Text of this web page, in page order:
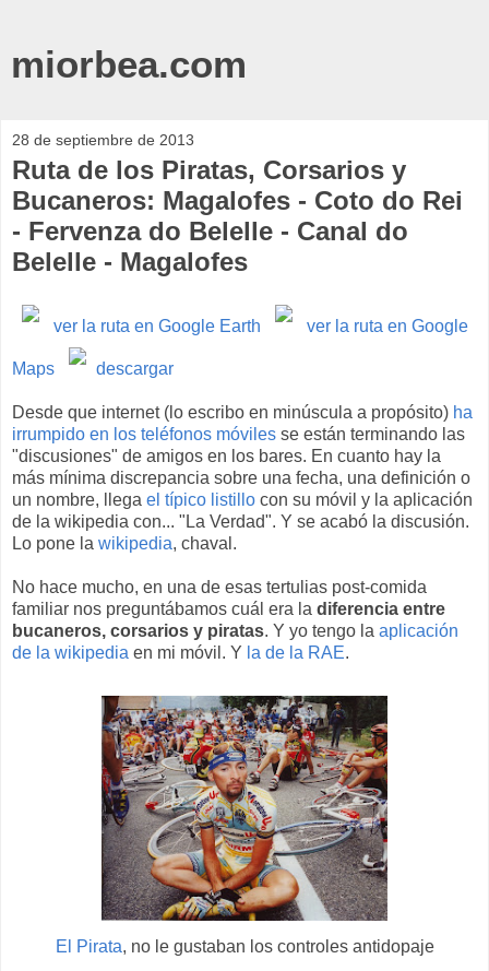
miorbea.com
28 de septiembre de 2013
Ruta de los Piratas, Corsarios y
Bucaneros: Magalofes - Coto do Rei
- Fervenza do Belelle - Canal do
Belelle - Magalofes
ver la ruta en Google Earth ver la ruta en Google
Maps descargar
Desde que internet (lo escribo en minúscula a propósito) ha
irrumpido en los teléfonos móviles se están terminando las
"discusiones" de amigos en los bares. En cuanto hay la
más mínima discrepancia sobre una fecha, una definición o
un nombre, llega el típico listillo con su móvil y la aplicación
de la wikipedia con... "La Verdad". Y se acabó la discusión.
Lo pone la wikipedia, chaval.
No hace mucho, en una de esas tertulias post-comida
familiar nos preguntábamos cuál era la diferencia entre
bucaneros, corsarios y piratas. Y yo tengo la aplicación
de la wikipedia en mi móvil. Y la de la RAE.
El Pirata, no le gustaban los controles antidopaje